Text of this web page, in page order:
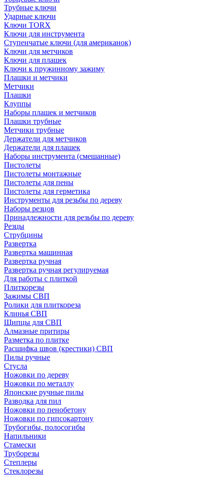
Трубные ключи
Ударные ключи
Ключи TORX
Ключи для инструмента
Ступенчатые ключи (для американок)
Ключи для метчиков
Ключи для плашек
Ключи к пружинному зажиму
Плашки и метчики
Метчики
Плашки
Клуппы
Наборы плашек и метчиков
Плашки трубные
Метчики трубные
Держатели для метчиков
Держатели для плашек
Наборы инструмента (смешанные)
Пистолеты
Пистолеты монтажные
Пистолеты для пены
Пистолеты для герметика
Инструменты для резьбы по дереву
Наборы резцов
Принадлежности для резьбы по дереву
Резцы
Струбцины
Развертка
Развертка машинная
Развертка ручная
Развертка ручная регулируемая
Для работы с плиткой
Плиткорезы
Зажимы СВП
Ролики для плиткореза
Клинья СВП
Щипцы для СВП
Алмазные притиры
Разметка по плитке
Расшифка швов (крестики) СВП
Пилы ручные
Стусла
Ножовки по дереву
Ножовки по металлу
Японские ручные пилы
Разводка для пил
Ножовки по пенобетону
Ножовки по гипсокартону
Трубогибы, полосогибы
Напильники
Стамески
Труборезы
Степлеры
Стеклорезы